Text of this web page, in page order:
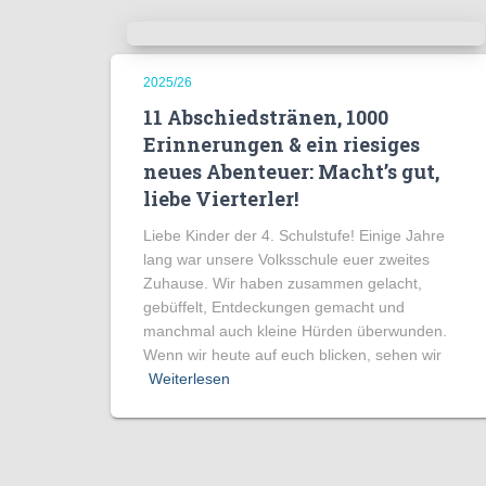
2025/26
11 Abschiedstränen, 1000
Erinnerungen & ein riesiges
neues Abenteuer: Macht’s gut,
liebe Vierterler!
Liebe Kinder der 4. Schulstufe! Einige Jahre
lang war unsere Volksschule euer zweites
Zuhause. Wir haben zusammen gelacht,
gebüffelt, Entdeckungen gemacht und
manchmal auch kleine Hürden überwunden.
Wenn wir heute auf euch blicken, sehen wir
Weiterlesen